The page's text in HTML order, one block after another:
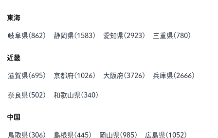
東海
岐阜県(862 ) 静岡県( 1583) 愛知県( 2923) 三重県( 780)
近畿
滋賀県( 695) 京都府( 1026) 大阪府(3726) 兵庫県( 2666)
奈良県( 502 ) 和歌山県(340)
中国
鳥取県(306) 島根県(445) 岡山県(985) 広島県( 1052 )